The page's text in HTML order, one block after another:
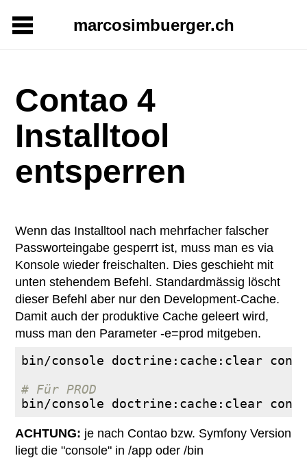
marcosimbuerger.ch
Contao 4
Installtool
entsperren
Wenn das Installtool nach mehrfacher falscher
Passworteingabe gesperrt ist, muss man es via
Konsole wieder freischalten. Dies geschieht mit
unten stehendem Befehl. Standardmässig löscht
dieser Befehl aber nur den Development-Cache.
Damit auch der produktive Cache geleert wird,
muss man den Parameter -e=prod mitgeben.
bin/console doctrine:cache:clear
# Für PROD
bin/console doctrine:cache:clear
ACHTUNG: je nach Contao bzw. Symfony Version
liegt die "console" in /app oder /bin